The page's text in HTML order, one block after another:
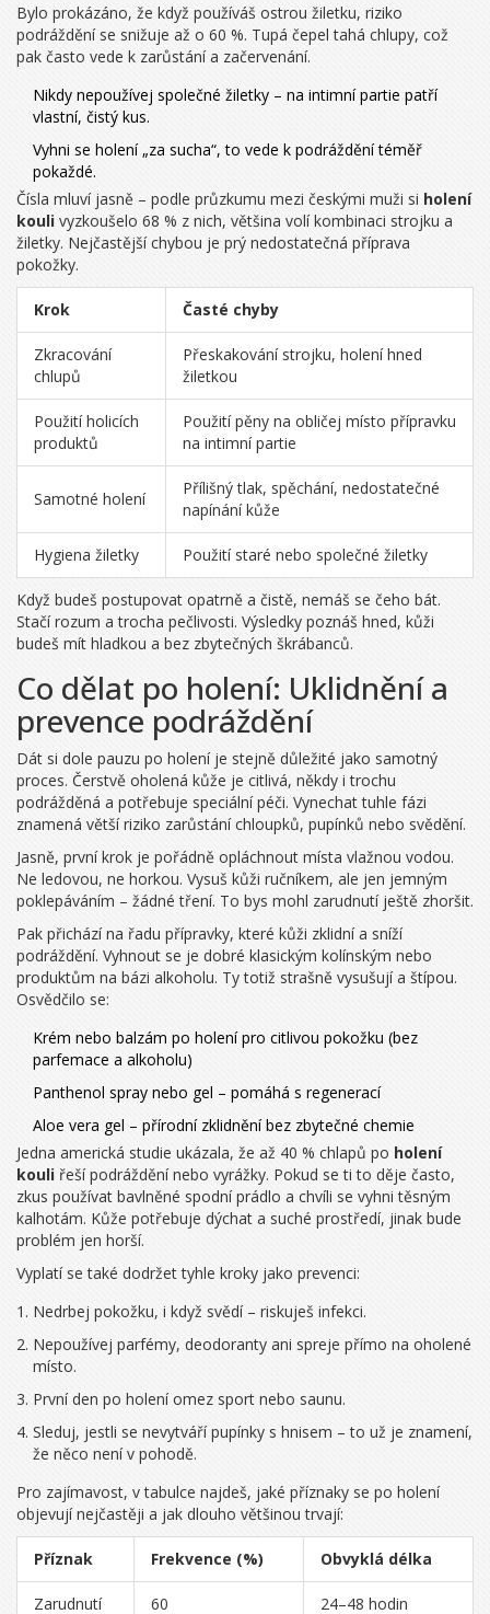
Bylo prokázáno, že když používáš ostrou žiletku, riziko
podráždění se snižuje až o 60 %. Tupá čepel tahá chlupy, což
pak často vede k zarůstání a začervenání.
Nikdy nepoužívej společné žiletky – na intimní partie patří
vlastní, čistý kus.
Vyhni se holení „za sucha“, to vede k podráždění téměř
pokaždé.
Čísla mluví jasně – podle průzkumu mezi českými muži si holení
kouli vyzkoušelo 68 % z nich, většina volí kombinaci strojku a
žiletky. Nejčastější chybou je prý nedostatečná příprava
pokožky.
Krok Časté chyby
Zkracování
chlupů
Přeskakování strojku, holení hned
žiletkou
Použití holicích
produktů
Použití pěny na obličej místo přípravku
na intimní partie
Samotné holení
Přílišný tlak, spěchání, nedostatečné
napínání kůže
Hygiena žiletky Použití staré nebo společné žiletky
Když budeš postupovat opatrně a čistě, nemáš se čeho bát.
Stačí rozum a trocha pečlivosti. Výsledky poznáš hned, kůži
budeš mít hladkou a bez zbytečných škrábanců.
Co dělat po holení: Uklidnění a
prevence podráždění
Dát si dole pauzu po holení je stejně důležité jako samotný
proces. Čerstvě oholená kůže je citlivá, někdy i trochu
podrážděná a potřebuje speciální péči. Vynechat tuhle fázi
znamená větší riziko zarůstání chloupků, pupínků nebo svědění.
Jasně, první krok je pořádně opláchnout místa vlažnou vodou.
Ne ledovou, ne horkou. Vysuš kůži ručníkem, ale jen jemným
poklepáváním – žádné tření. To bys mohl zarudnutí ještě zhoršit.
Pak přichází na řadu přípravky, které kůži zklidní a sníží
podráždění. Vyhnout se je dobré klasickým kolínským nebo
produktům na bázi alkoholu. Ty totiž strašně vysušují a štípou.
Osvědčilo se:
Krém nebo balzám po holení pro citlivou pokožku (bez
parfemace a alkoholu)
Panthenol spray nebo gel – pomáhá s regenerací
Aloe vera gel – přírodní zklidnění bez zbytečné chemie
Jedna americká studie ukázala, že až 40 % chlapů po holení
kouli řeší podráždění nebo vyrážky. Pokud se ti to děje často,
zkus používat bavlněné spodní prádlo a chvíli se vyhni těsným
kalhotám. Kůže potřebuje dýchat a suché prostředí, jinak bude
problém jen horší.
Vyplatí se také dodržet tyhle kroky jako prevenci:
Nedrbej pokožku, i když svědí – riskuješ infekci.
Nepoužívej parfémy, deodoranty ani spreje přímo na oholené
místo.
První den po holení omez sport nebo saunu.
Sleduj, jestli se nevytváří pupínky s hnisem – to už je znamení,
že něco není v pohodě.
Pro zajímavost, v tabulce najdeš, jaké příznaky se po holení
objevují nejčastěji a jak dlouho většinou trvají:
Příznak Frekvence (%) Obvyklá délka
Zarudnutí 60 24–48 hodin